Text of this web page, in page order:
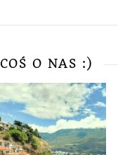
COŚ O NAS :)